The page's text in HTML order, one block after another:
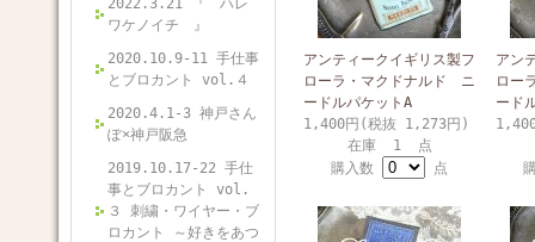
2022.3.21 『 ハレ
ワケノイチ 』
2020.10.9-11 手仕事
とブロカント vol.４
2020.4.1-3 神戸さん
ぽ×神戸阪急
2019.10.17-22 手仕
事とブロカント vol.
３ 刺繍・ワイヤー・ブ
ロカント ～好きをあつ
アンティークイギリス製フ
ローラ・マクドナルド ニ
ードルパケットA
1,400円(税抜 1,273円)
在庫 1 点
購入数
点
アン
ロー
ード